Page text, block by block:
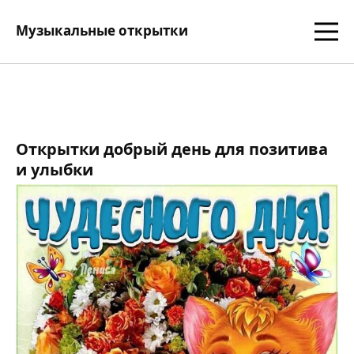
Музыкальные открытки
Открытки добрый день для позитива
и улыбки